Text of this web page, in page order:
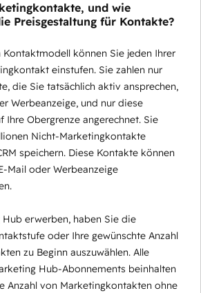
und wie
Preisgestaltung für Kontakte?
Kontaktmodell können Sie jeden Ihrer
einstufen. Sie zahlen nur
die Sie tatsächlich aktiv ansprechen,
Werbeanzeige, und nur diese
Ihre Obergrenze angerechnet. Sie
Nicht-Marketingkontakte
speichern. Diese Kontakte können
Mail oder Werbeanzeige
erwerben, haben Sie die
oder Ihre gewünschte Anzahl
zu Beginn auszuwählen. Alle
Hub-Abonnements beinhalten
Anzahl von Marketingkontakten ohne